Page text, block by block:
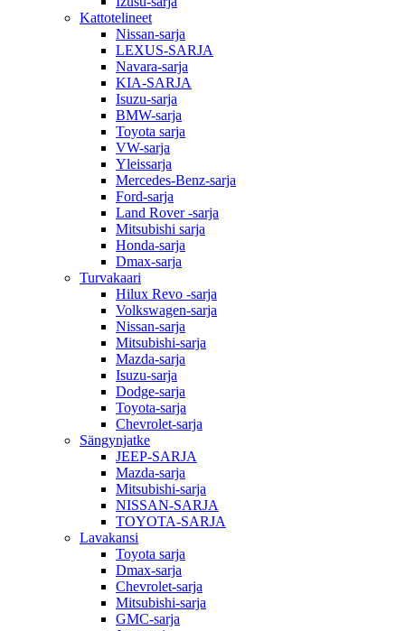
Kattotelineet
Nissan-sarja
LEXUS-SARJA
Navara-sarja
KIA-SARJA
Isuzu-sarja
BMW-sarja
Toyota sarja
VW-sarja
Yleissarja
Mercedes-Benz-sarja
Ford-sarja
Land Rover -sarja
Mitsubishi sarja
Honda-sarja
Dmax-sarja
Turvakaari
Hilux Revo -sarja
Volkswagen-sarja
Nissan-sarja
Mitsubishi-sarja
Mazda-sarja
Isuzu-sarja
Dodge-sarja
Toyota-sarja
Chevrolet-sarja
Sängynjatke
JEEP-SARJA
Mazda-sarja
Mitsubishi-sarja
NISSAN-SARJA
TOYOTA-SARJA
Lavakansi
Toyota sarja
Dmax-sarja
Chevrolet-sarja
Mitsubishi-sarja
GMC-sarja